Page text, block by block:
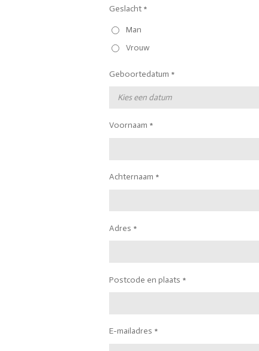
Geslacht *
Man
Vrouw
Geboortedatum *
Voornaam *
Achternaam *
Adres *
Postcode en plaats *
E-mailadres *